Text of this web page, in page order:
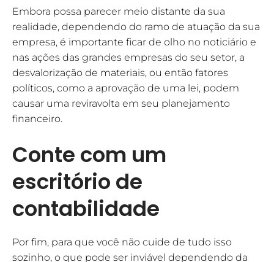
Embora possa parecer meio distante da sua
realidade, dependendo do ramo de atuação da sua
empresa, é importante ficar de olho no noticiário e
nas ações das grandes empresas do seu setor, a
desvalorização de materiais, ou então fatores
políticos, como a aprovação de uma lei, podem
causar uma reviravolta em seu planejamento
financeiro.
Conte com um
escritório de
contabilidade
Por fim, para que você não cuide de tudo isso
sozinho, o que pode ser inviável dependendo da